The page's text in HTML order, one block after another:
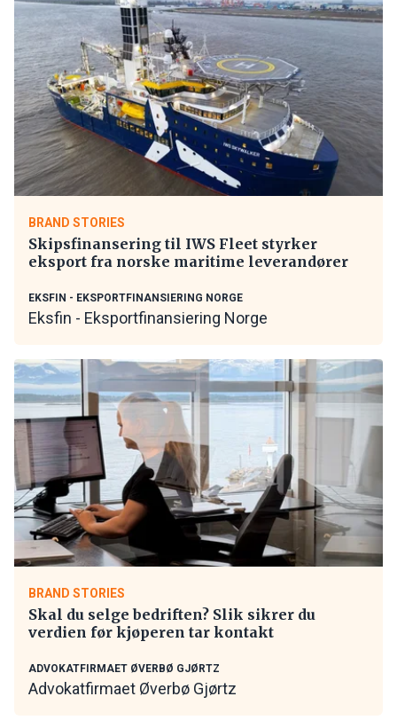
BRAND STORIES
Skipsfinansering til IWS Fleet styrker
eksport fra norske maritime leverandører
EKSFIN - EKSPORTFINANSIERING NORGE
Eksfin - Eksportfinansiering Norge
BRAND STORIES
Skal du selge bedriften? Slik sikrer du
verdien før kjøperen tar kontakt
ADVOKATFIRMAET ØVERBØ GJØRTZ
Advokatfirmaet Øverbø Gjørtz